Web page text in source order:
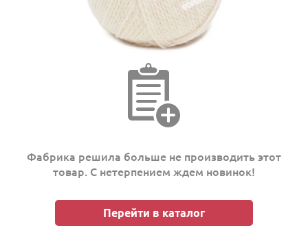
Фабрика решила больше не производить этот
товар. С нетерпением ждем новинок!
Перейти в каталог